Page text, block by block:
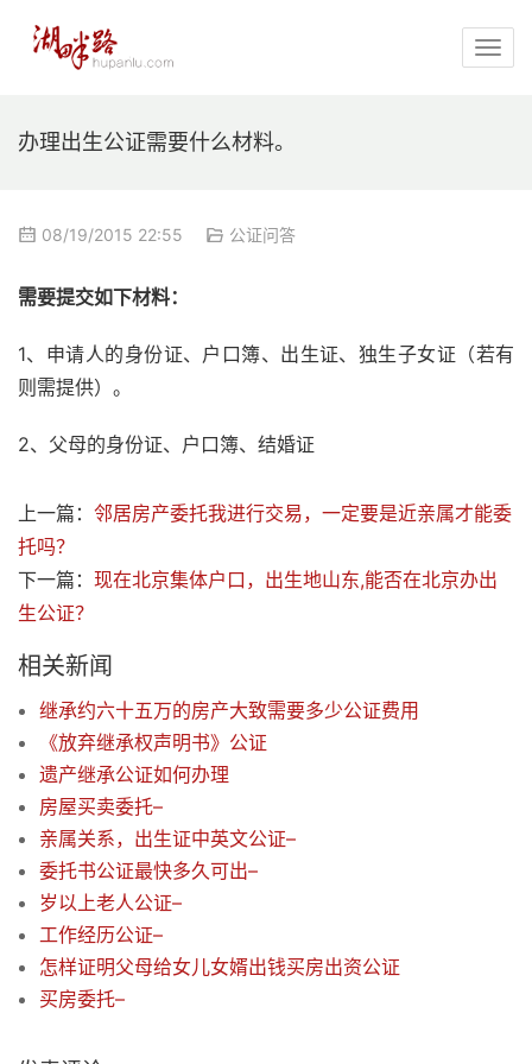
办理出生公证需要什么材料。
08/19/2015 22:55 公证问答
需要提交如下材料：
1、申请人的身份证、户口簿、出生证、独生子女证（若有
则需提供）。
2、父母的身份证、户口簿、结婚证
上一篇： 邻居房产委托我进行交易，一定要是近亲属才能委
托吗？
下一篇： 现在北京集体户口，出生地山东,能否在北京办出
生公证？
相关新闻
继承约六十五万的房产大致需要多少公证费用
《放弃继承权声明书》公证
遗产继承公证如何办理
房屋买卖委托–
亲属关系，出生证中英文公证–
委托书公证最快多久可出–
岁以上老人公证–
工作经历公证–
怎样证明父母给女儿女婿出钱买房出资公证
买房委托–